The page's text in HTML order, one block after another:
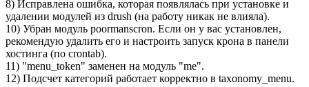
8) Исправлена ошибка, которая появлялась при установке и
удалении модулей из drush (на работу никак не влияла).
10) Убран модуль poormanscron. Если он у вас установлен,
рекомендую удалить его и настроить запуск крона в панели
хостинга (по crontab).
11) "menu_token" заменен на модуль "me".
12) Подсчет категорий работает корректно в taxonomy_menu.